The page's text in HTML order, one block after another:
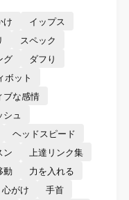
け
イップス
スペック
グ
ダフり
ボット
ブな感情
シュ
ヘッドスピード
ン
上達リンク集
動
力を入れる
心がけ
手首